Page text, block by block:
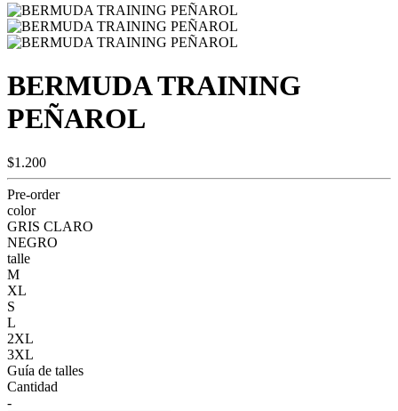
BERMUDA TRAINING
PEÑAROL
$1.200
Pre-order
color
GRIS CLARO
NEGRO
talle
M
XL
S
L
2XL
3XL
Guía de talles
Cantidad
-